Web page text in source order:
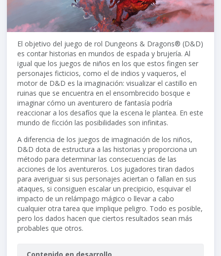
El objetivo del juego de rol Dungeons & Dragons® (D&D)
es contar historias en mundos de espada y brujería. Al
igual que los juegos de niños en los que estos fingen ser
personajes ficticios, como el de indios y vaqueros, el
motor de D&D es la imaginación: visualizar el castillo en
ruinas que se encuentra en el ensombrecido bosque e
imaginar cómo un aventurero de fantasía podría
reaccionar a los desafíos que la escena le plantea. En este
mundo de ficción las posibilidades son infinitas.
A diferencia de los juegos de imaginación de los niños,
D&D dota de estructura a las historias y proporciona un
método para determinar las consecuencias de las
acciones de los aventureros. Los jugadores tiran dados
para averiguar si sus personajes aciertan o fallan en sus
ataques, si consiguen escalar un precipicio, esquivar el
impacto de un relámpago mágico o llevar a cabo
cualquier otra tarea que implique peligro. Todo es posible,
pero los dados hacen que ciertos resultados sean más
probables que otros.